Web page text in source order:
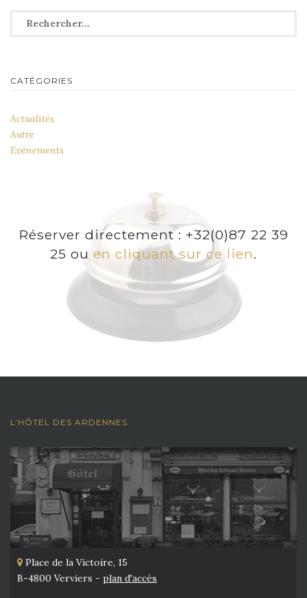
Rechercher :
CATÉGORIES
Actualités
Autre
Evénements
Réserver directement : +32(0)87 22 39
25 ou en cliquant sur ce lien.
L’HÔTEL DES ARDENNES
Place de la Victoire, 15
B-4800 Verviers - plan d'accès